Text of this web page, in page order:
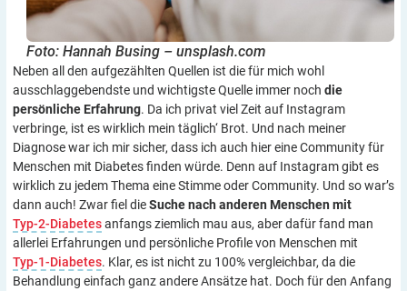
Foto: Hannah Busing – unsplash.com
Neben all den aufgezählten Quellen ist die für mich wohl
ausschlaggebendste und wichtigste Quelle immer noch die
persönliche Erfahrung. Da ich privat viel Zeit auf Instagram
verbringe, ist es wirklich mein täglich‘ Brot. Und nach meiner
Diagnose war ich mir sicher, dass ich auch hier eine Community für
Menschen mit Diabetes finden würde. Denn auf Instagram gibt es
wirklich zu jedem Thema eine Stimme oder Community. Und so war’s
dann auch! Zwar fiel dieSuche nach anderen Menschen mit
Typ-2-Diabetesanfangs ziemlich mau aus, aber dafür fand man
allerlei Erfahrungen und persönliche Profile von Menschen mit
Typ-1-Diabetes. Klar, es ist nicht zu 100% vergleichbar, da die
Behandlung einfach ganz andere Ansätze hat. Doch für den Anfang